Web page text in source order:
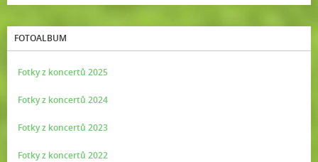
FOTOALBUM
Fotky z koncertů 2025
Fotky z koncertů 2024
Fotky z koncertů 2023
Fotky z koncertů 2022